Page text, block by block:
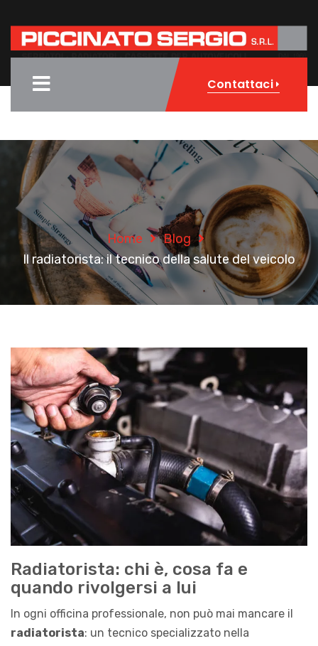
Contattaci
Home
Blog
Il radiatorista: il tecnico della salute del veicolo
Radiatorista: chi è, cosa fa e
quando rivolgersi a lui
In ogni officina professionale, non può mai mancare il
radiatorista: un tecnico specializzato nella